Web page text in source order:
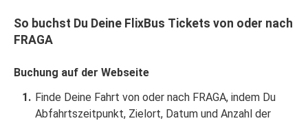
So buchst Du Deine FlixBus Tickets von oder nach
FRAGA
Buchung auf der Webseite
Finde Deine Fahrt von oder nach FRAGA, indem Du
Abfahrtszeitpunkt, Zielort, Datum und Anzahl der